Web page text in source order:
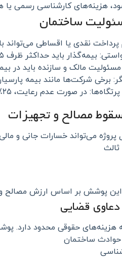
هزینه‌های کارشناسی رسمی
ساختمان
پرداخت نقدی یا اقساطی
۱۵ روز پس از صدور بیمه‌نامه، درخواست اصلاح را ارائه دهد.
مالک و سازنده باید در
برخی شرکت‌ها مانند بیمه
خسارت قابل کسر است و قابل حذف با پرداخت اضافه نیست.
مصالح و تجهیزات
پروژه می‌تواند خسارات جانی و
ثالث
این پوشش بر اساس ارزش مصالح
قضایی
هزینه‌های حقوقی محدود دارد.
حوادث ساختمان